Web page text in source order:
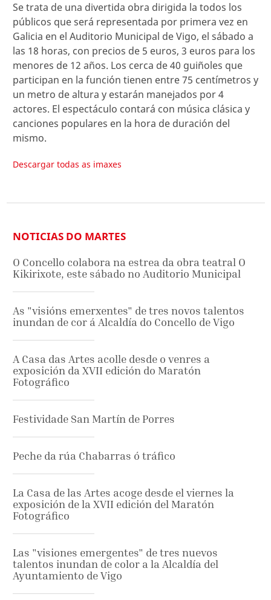
Se trata de una divertida obra dirigida la todos los
públicos que será representada por primera vez en
Galicia en el Auditorio Municipal de Vigo, el sábado a
las 18 horas, con precios de 5 euros, 3 euros para los
menores de 12 años. Los cerca de 40 guiñoles que
participan en la función tienen entre 75 centímetros y
un metro de altura y estarán manejados por 4
actores. El espectáculo contará con música clásica y
canciones populares en la hora de duración del
mismo.
Descargar todas as imaxes
NOTICIAS DO MARTES
O Concello colabora na estrea da obra teatral O
Kikirixote, este sábado no Auditorio Municipal
As "visións emerxentes" de tres novos talentos
inundan de cor á Alcaldía do Concello de Vigo
A Casa das Artes acolle desde o venres a
exposición da XVII edición do Maratón
Fotográfico
Festividade San Martín de Porres
Peche da rúa Chabarras ó tráfico
La Casa de las Artes acoge desde el viernes la
exposición de la XVII edición del Maratón
Fotográfico
Las "visiones emergentes" de tres nuevos
talentos inundan de color a la Alcaldía del
Ayuntamiento de Vigo